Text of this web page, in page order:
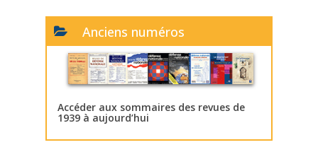
Anciens numéros
Accéder aux sommaires des revues de
1939 à aujourd’hui